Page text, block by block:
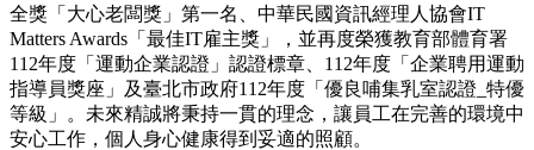
全獎「大心老闆獎」第一名、中華民國資訊經理人協會IT
Matters Awards「最佳IT雇主獎」，並再度榮獲教育部體育署
112年度「運動企業認證」認證標章、112年度「企業聘用運動
指導員獎座」及臺北市政府112年度「優良哺集乳室認證_特優
等級」。未來精誠將秉持一貫的理念，讓員工在完善的環境中
安心工作，個人身心健康得到妥適的照顧。